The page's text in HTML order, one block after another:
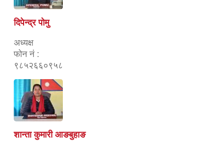
दिपेन्द्र पोमु
अध्यक्ष
फोन नं :
९८५२६६०९५८
शान्ता कुमारी आङबुहाङ